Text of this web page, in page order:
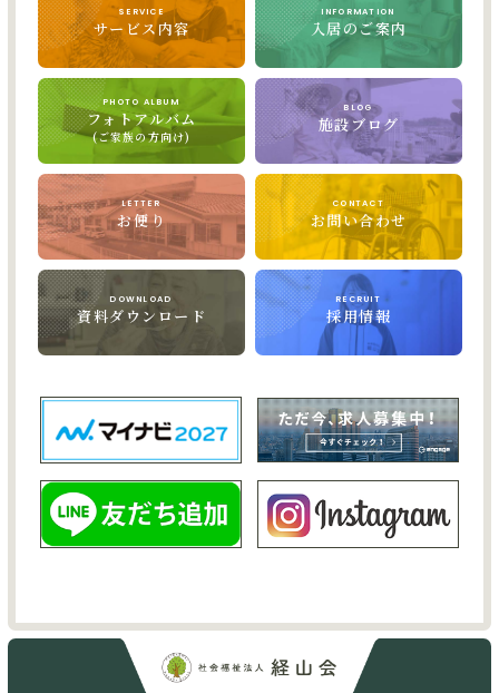
SERVICE
サービス内容
INFORMATION
入居のご案内
PHOTO ALBUM
フォトアルバム
(ご家族の方向け)
BLOG
施設ブログ
LETTER
お便り
CONTACT
お問い合わせ
DOWNLOAD
資料ダウンロード
RECRUIT
採用情報